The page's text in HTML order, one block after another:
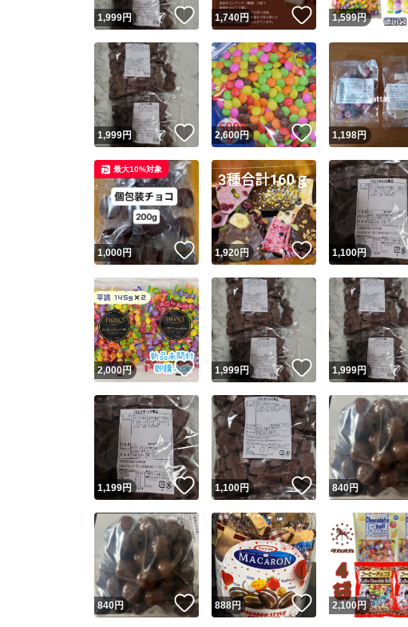
Yahoo!フリマが定
安心取引出品者
安心取引出品者
取引実績
取引実績◯+
他フリマ実績
商品画像の
コピーは1
1,999円 いいね！
1,740円 いいね！
1,599円
1,999円 いいね！
2,600円 いいね！
1,198円
1,000円 いいね！
最大10%対象
1,920円 いいね！
1,100円
2,000円 いいね！
1,999円 いいね！
1,999円
1,199円 いいね！
1,100円 いいね！
840円
840円 いいね！
888円 いいね！
2,100円